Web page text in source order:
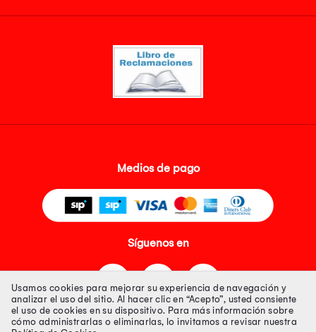
Medios de pago
Síguenos en
Usamos cookies para mejorar su experiencia de navegación y
analizar el uso del sitio. Al hacer clic en “Acepto”, usted consiente
el uso de cookies en su dispositivo. Para más información sobre
cómo administrarlas o eliminarlas, lo invitamos a revisar nuestra